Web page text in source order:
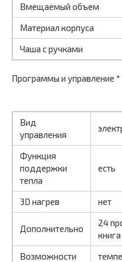
Вмещаемый объем
Материал корпуса
Чаша с ручками
Программы и управление *
Вид
управления
Функция
поддержки
тепла
есть
3D нагрев нет
Дополнительно
24
Возможности